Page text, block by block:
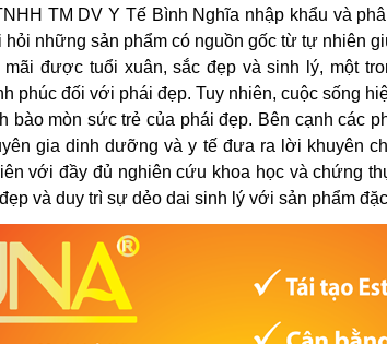
TM DV Y Tế Bình Nghĩa nhập khẩu và
hỏi những sản phẩm có nguồn gốc từ tự nhiên
được tuổi xuân, sắc đẹp và sinh lý, một
phúc đối với phái đẹp. Tuy nhiên, cuộc sống
bào mòn sức trẻ của phái đẹp. Bên cạnh các
gia dinh dưỡng và y tế đưa ra lời khuyên
với đầy đủ nghiên cứu khoa học và chứng
và duy trì sự dẻo dai sinh lý với sản phẩm